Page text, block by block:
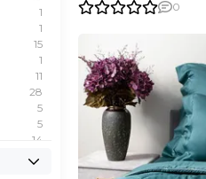
0
6
1
14
35
14
2
1
1
15
1
11
28
5
5
14